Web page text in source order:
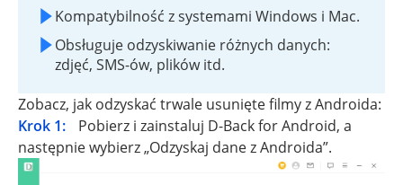
Kompatybilność z systemami Windows i Mac.
Obsługuje odzyskiwanie różnych danych:
zdjęć, SMS-ów, plików itd.
Zobacz, jak odzyskać trwale usunięte filmy z Androida:
Krok 1:
Pobierz i zainstaluj D-Back for Android, a
następnie wybierz „Odzyskaj dane z Androida”.